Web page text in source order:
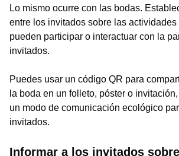
Lo mismo ocurre con las bodas.
entre los invitados sobre las
pueden participar o interactuar con la
invitados.
Puedes usar un código QR para
la boda en un folleto, póster o
un modo de comunicación ecológico
invitados.
Informar a los invitados